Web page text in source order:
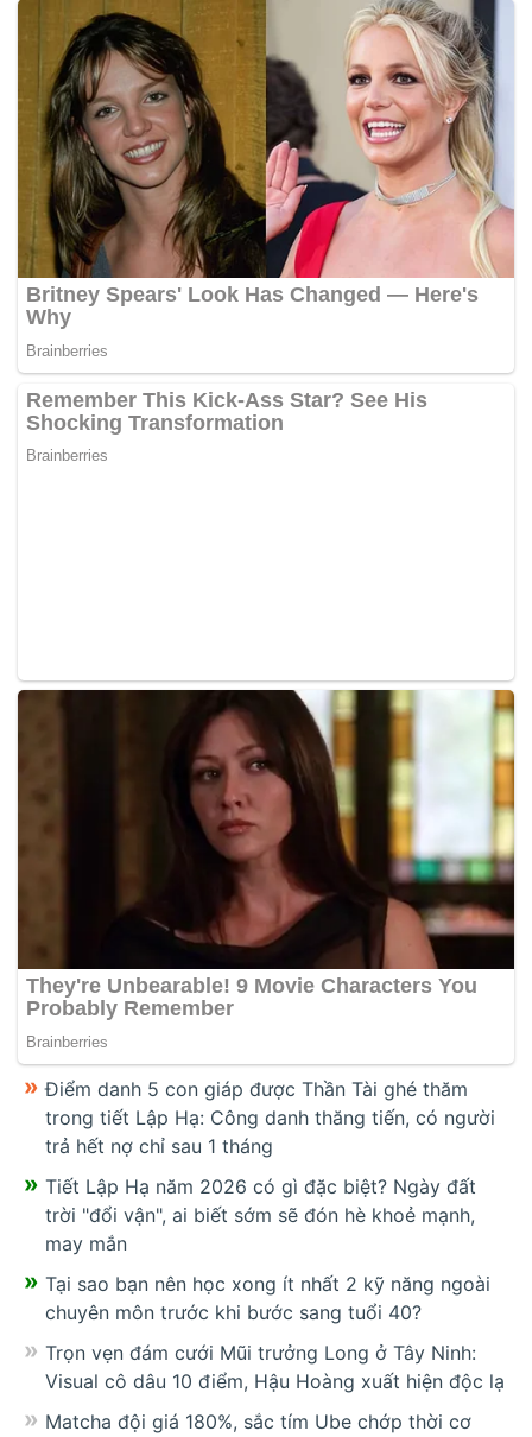
Điểm danh 5 con giáp được Thần Tài ghé thăm
trong tiết Lập Hạ: Công danh thăng tiến, có người
trả hết nợ chỉ sau 1 tháng
Tiết Lập Hạ năm 2026 có gì đặc biệt? Ngày đất
trời "đổi vận", ai biết sớm sẽ đón hè khoẻ mạnh,
may mắn
Tại sao bạn nên học xong ít nhất 2 kỹ năng ngoài
chuyên môn trước khi bước sang tuổi 40?
Trọn vẹn đám cưới Mũi trưởng Long ở Tây Ninh:
Visual cô dâu 10 điểm, Hậu Hoàng xuất hiện độc lạ
Matcha đội giá 180%, sắc tím Ube chớp thời cơ